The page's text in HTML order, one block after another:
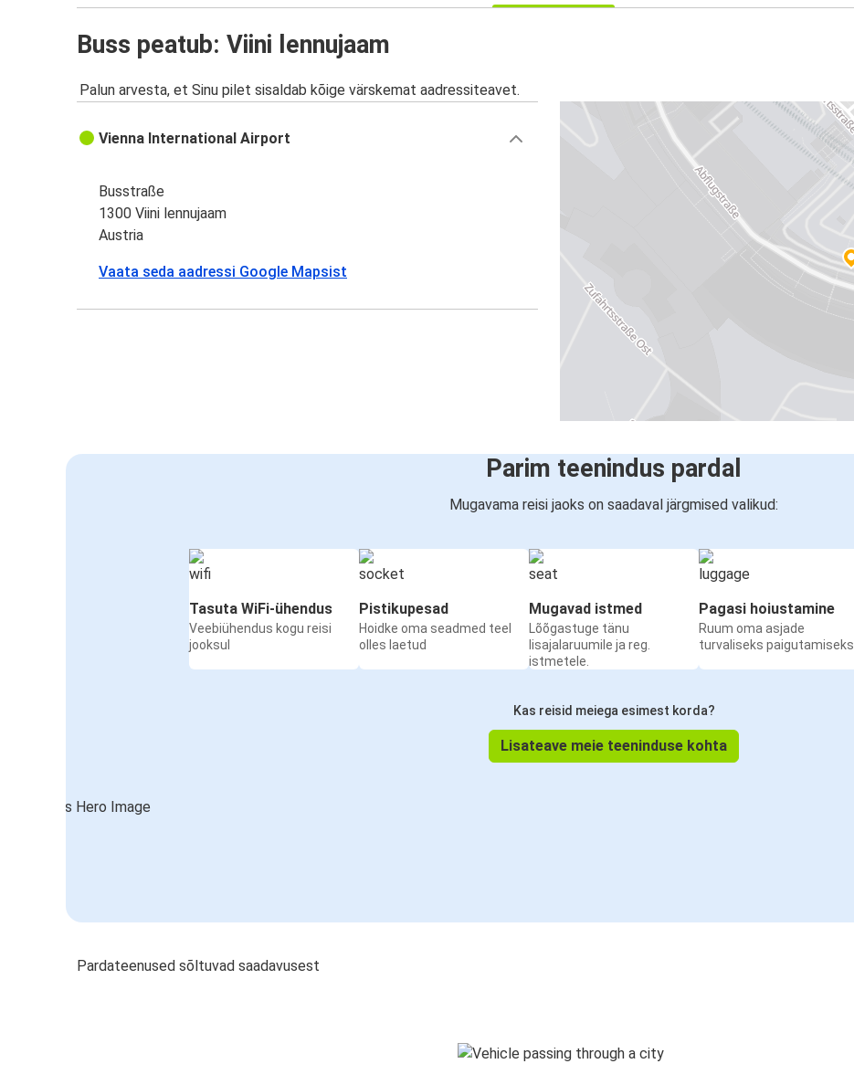
Buss peatub: Viini lennujaam
Palun arvesta, et Sinu pilet sisaldab kõige värskemat aadressiteavet.
Vienna International Airport
Busstraße
1300 Viini lennujaam
Austria
Vaata seda aadressi Google Mapsist
Parim teenindus pardal
Mugavama reisi jaoks on saadaval järgmised valikud:
Tasuta WiFi-ühendus
Veebiühendus kogu reisi
jooksul
Pistikupesad
Hoidke oma seadmed teel
olles laetud
Mugavad istmed
Lõõgastuge tänu
lisajalaruumile ja reg.
istmetele.
Pagasi hoiustamine
Ruum oma asjade
turvaliseks paigutamiseks
Kas reisid meiega esimest korda?
Lisateave meie teeninduse kohta
Pardateenused sõltuvad saadavusest